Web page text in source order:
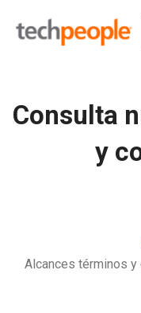
Consulta
y
Alcances términos